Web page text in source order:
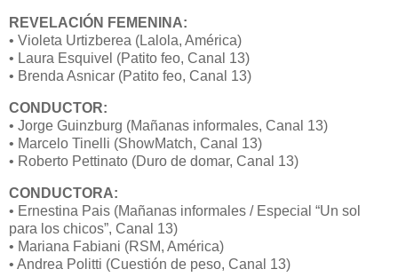
REVELACIÓN FEMENINA:
• Violeta Urtizberea (Lalola, América)
• Laura Esquivel (Patito feo, Canal 13)
• Brenda Asnicar (Patito feo, Canal 13)
CONDUCTOR:
• Jorge Guinzburg (Mañanas informales, Canal 13)
• Marcelo Tinelli (ShowMatch, Canal 13)
• Roberto Pettinato (Duro de domar, Canal 13)
CONDUCTORA:
• Ernestina Pais (Mañanas informales / Especial “Un sol
para los chicos”, Canal 13)
• Mariana Fabiani (RSM, América)
• Andrea Politti (Cuestión de peso, Canal 13)